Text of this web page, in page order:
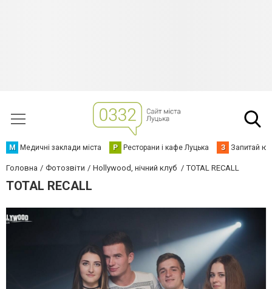
М Медичні заклади міста Р Ресторани і кафе Луцька З Запитай
Головна Фотозвіти Hollywood, нічний клуб TOTAL RECALL
TOTAL RECALL